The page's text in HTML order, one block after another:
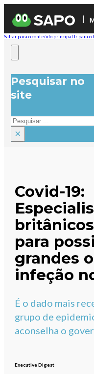
Saltar para o conteúdo principal Ir para o
Pesquisar no
site
Pesquisar
×
Covid-19:
para
grandes
infeção
É o dado mais
grupo de
aconselha o
Executive Digest